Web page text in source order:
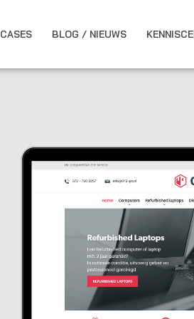
CASES BLOG / NIEUWS